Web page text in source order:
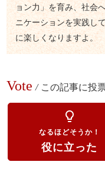
ョン力」を育み、社会
ニケーションを実践し
に楽しくなりますよ。
Vote / この記事に投
lightbulb_outline
なるほどそうか！
役に立った